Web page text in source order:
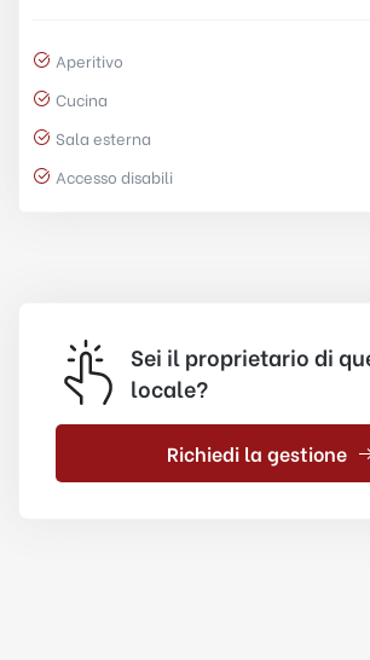
Aperitivo
Cucina
Sala esterna
Accesso disabili
Sei il proprietario di
locale?
Richiedi la gestione